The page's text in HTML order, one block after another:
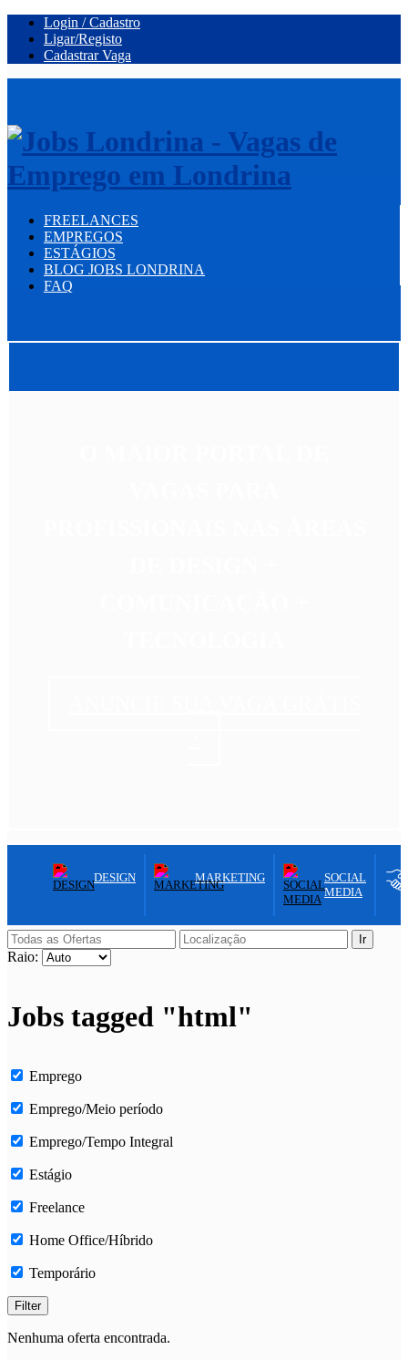
Login / Cadastro
Ligar/Registo
Cadastrar Vaga
FREELANCES
EMPREGOS
ESTÁGIOS
BLOG JOBS LONDRINA
FAQ
DESIGN MARKETING
SOCIAL
MEDIA
Ir
Raio:
Jobs tagged "html"
Emprego
Emprego/Meio período
Emprego/Tempo Integral
Estágio
Freelance
Home Office/Híbrido
Temporário
Nenhuma oferta encontrada.